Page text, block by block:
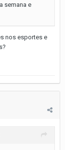
semana e
nos esportes e